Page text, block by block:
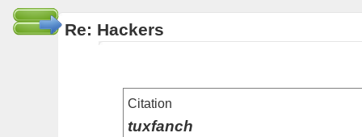
Re: Hackers
Citation
tuxfanch